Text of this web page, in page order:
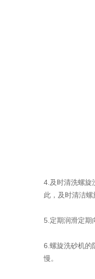
4.及时清洗螺旋
此，及时清洁螺
5.定期润滑定期
6.螺旋洗砂机的
慢。